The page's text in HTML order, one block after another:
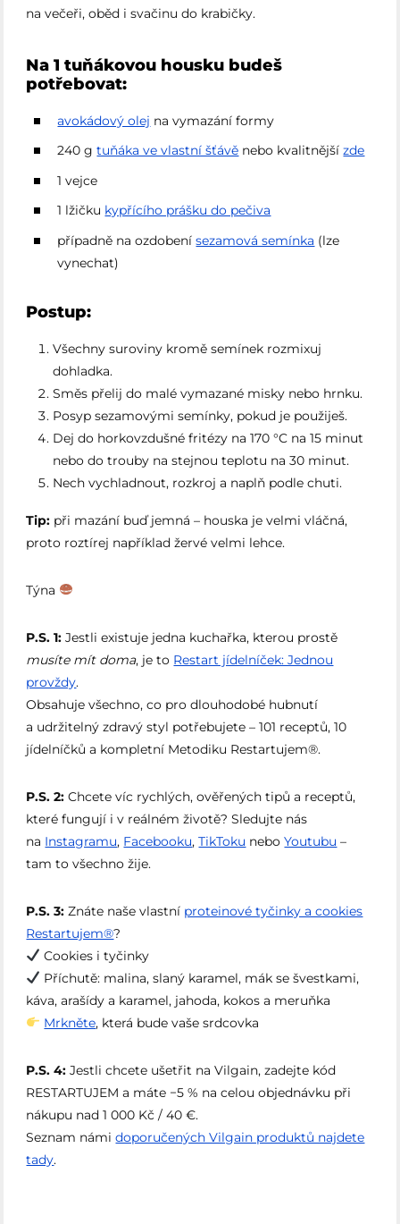
na večeři, oběd i svačinu do krabičky.
Na 1 tuňákovou housku budeš
potřebovat:
avokádový olej na vymazání formy
240 gtuňáka ve vlastní šťávě nebo kvalitnějšízde
1 vejce
1 lžičku kypřícího prášku do pečiva
případně na ozdobenísezamová semínka (lze
vynechat)
Postup:
Všechny suroviny kromě semínek rozmixuj
dohladka.
Směs přelij do malé vymazané misky nebo hrnku.
Posyp sezamovými semínky, pokud je použiješ.
Dej do horkovzdušné fritézy na 170 °C na 15 minut
nebo do trouby na stejnou teplotu na 30 minut.
Nech vychladnout, rozkroj a naplň podle chuti.
Tip: při mazání buď jemná – houska je velmi vláčná,
proto roztírej například žervé velmi lehce.
Týna
P.S. 1: Jestli existuje jedna kuchařka, kterou prostě
musíte mít doma, je to Restart jídelníček: Jednou
provždy.
Obsahuje všechno, co pro dlouhodobé hubnutí
a udržitelný zdravý styl potřebujete – 101 receptů, 10
jídelníčků a kompletní Metodiku Restartujem®.
P.S. 2: Chcete víc rychlých, ověřených tipů a receptů,
které fungují i v reálném životě? Sledujte nás
na Instagramu, Facebooku,TikToku neboYoutubu –
tam to všechno žije.
P.S. 3: Znáte naše vlastní proteinové tyčinky a cookies
Restartujem®?
Cookies i tyčinky
Příchutě: malina, slaný karamel, mák se švestkami,
káva, arašídy a karamel, jahoda, kokos a meruňka
Mrkněte, která bude vaše srdcovka
P.S. 4: Jestli chcete ušetřit na Vilgain, zadejte kód
RESTARTUJEM a máte −5 % na celou objednávku při
nákupu nad 1 000 Kč / 40 €.
Seznam námidoporučených Vilgain produktů najdete
tady.